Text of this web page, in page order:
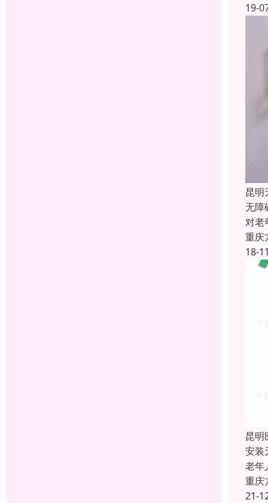
19-
昆明
无障
对老
重庆
18-
昆明
安装
老年
重庆
21-